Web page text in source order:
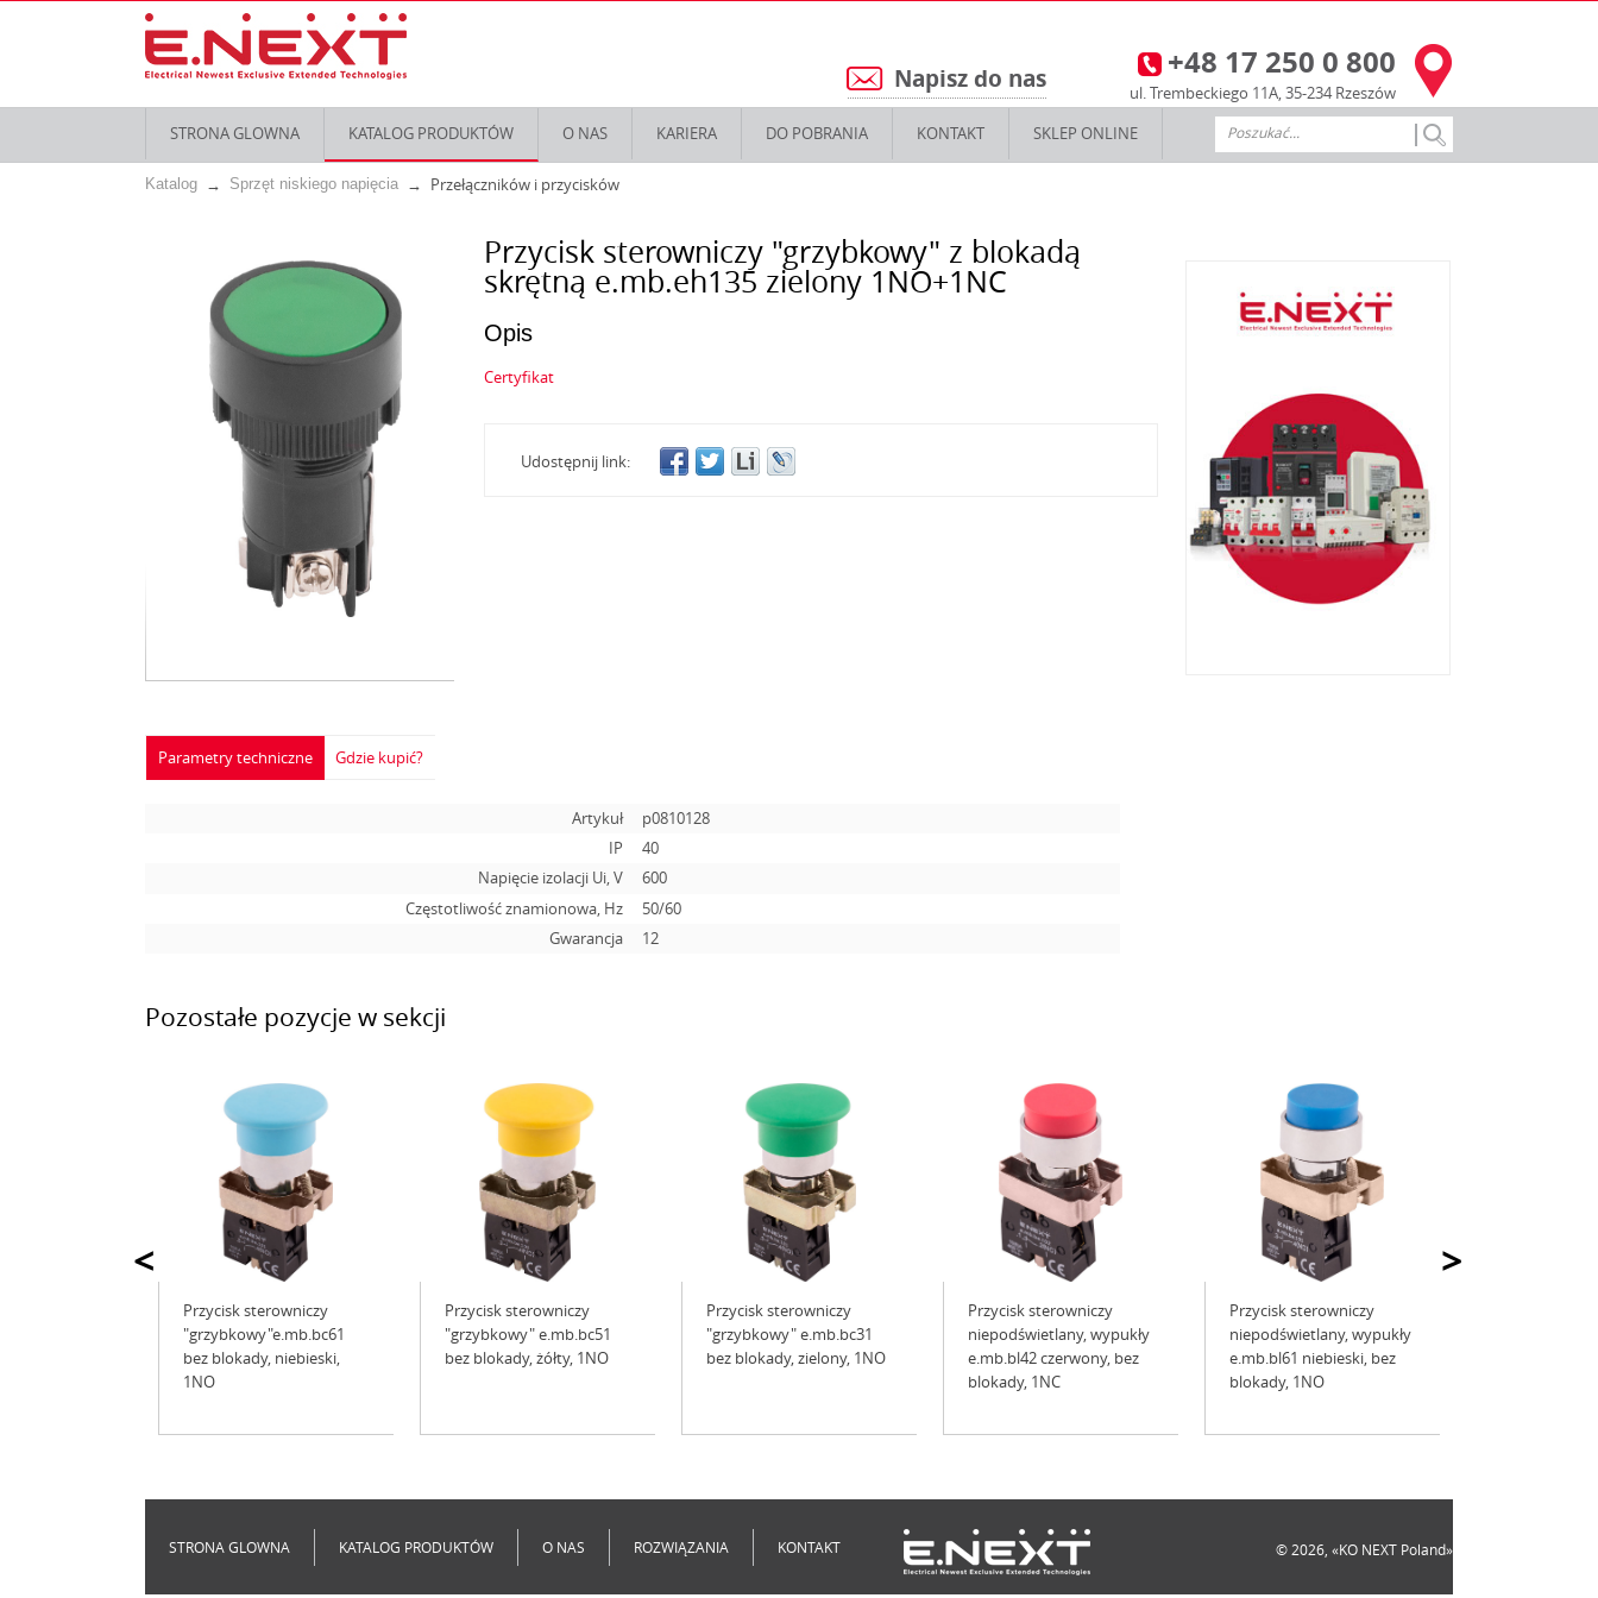
3 +48 17 250 0 800
ul. Trembeckiego 11A, 35-234 Rzeszów
5 Napisz do nas
STRONA GLOWNA KATALOG PRODUKTÓW O NAS KARIERA DO POBRANIA KONTAKT SKLEP ONLINE
Katalog Sprzęt niskiego napięcia Przełączników i przycisków
Przycisk sterowniczy "grzybkowy" z blokadą
skrętną e.mb.eh135 zielony 1NO+1NC
Opis
Certyfikat
Udostępnij link:
Parametry techniczne
Artykuł
p0810128
IP
40
Napięcie izolacji Ui, V
600
Częstotliwość znamionowa, Hz
50/60
Gwarancja
12
Gdzie kupić?
Pozostałe pozycje w sekcji
>
Przycisk sterowniczy
"grzybkowy"e.mb.bc61
bez blokady, niebieski,
1NO
Przycisk sterowniczy
"grzybkowy" e.mb.bc51
bez blokady, żółty, 1NO
Przycisk sterowniczy
"grzybkowy" e.mb.bc31
bez blokady, zielony, 1NO
Przycisk sterowniczy
niepodświetlany, wypukły
e.mb.bl42 czerwony, bez
blokady, 1NC
Przycisk sterowniczy
niepodświetlany, wypukły
e.mb.bl61 niebieski, bez
blokady, 1NO
<
STRONA GLOWNA KATALOG PRODUKTÓW O NAS ROZWIĄZANIA KONTAKT © 2026, «KO NEXT Poland»